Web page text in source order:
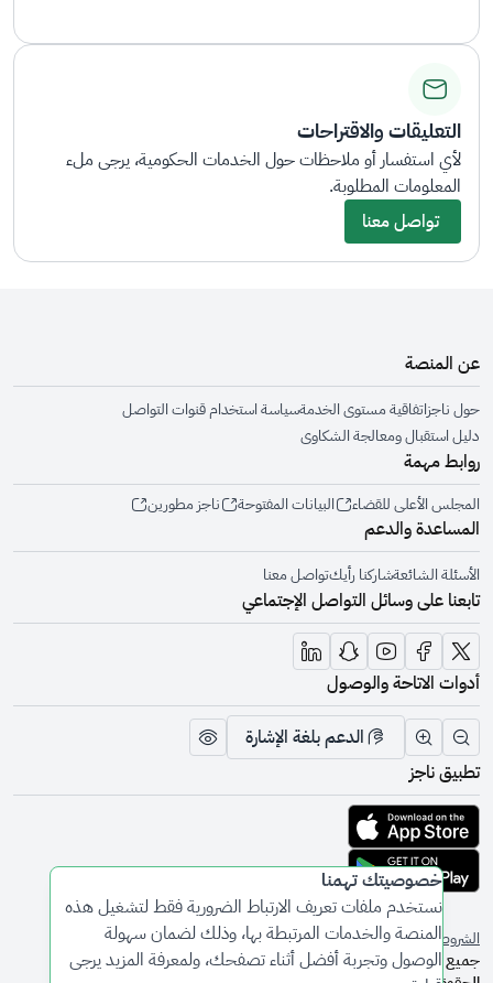
التعليقات والاقتراحات
لأي استفسار أو ملاحظات حول الخدمات الحكومية، يرجى ملء
المعلومات المطلوبة.
تواصل معنا
خصوصيتك تهمنا
نستخدم ملفات تعريف الارتباط الضرورية فقط لتشغيل هذه
المنصة والخدمات المرتبطة بها، وذلك لضمان سهولة
الوصول وتجربة أفضل أثناء تصفحك، ولمعرفة المزيد يرجى
عن المنصة
حول ناجزاتفاقية مستوى الخدمةسياسة استخدام قنوات التواصل
دليل استقبال ومعالجة الشكاوى
روابط مهمة
المجلس الأعلى للقضاء البيانات المفتوحة ناجز مطورين
المساعدة والدعم
الأسئلة الشائعةشاركنا رأيكتواصل معنا
تابعنا على وسائل التواصل الإجتماعي
أدوات الاتاحة والوصول
تقليل الرؤية وحجم الخطزيادة الرؤية وحجم الخط الدعم بلغة الإشارة
تبديل المظهر
تطبيق ناجز
تحميل التطبيق من متجر أبل
تحميل التطبيق من متجر جوجل
الشروط والأحكامسياسة الخصوصية
جميع